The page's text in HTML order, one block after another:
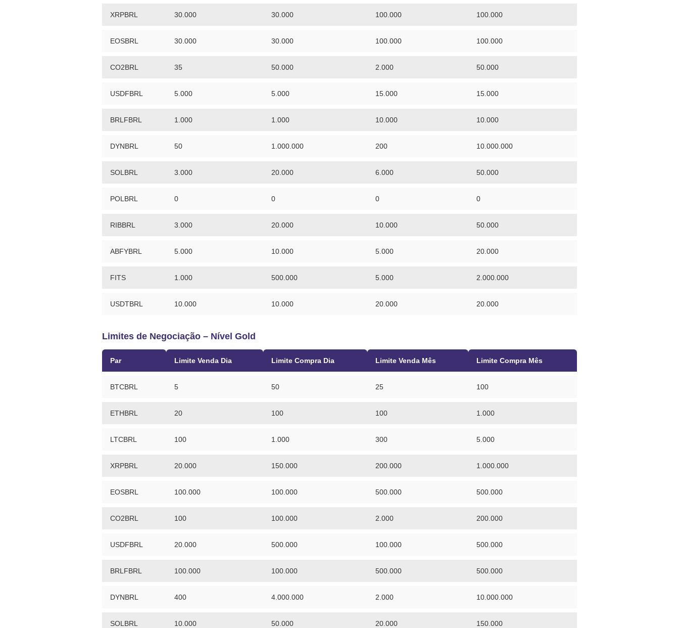
XRPBRL 30.000 30.000 100.000 100.000
EOSBRL 30.000 30.000 100.000 100.000
CO2BRL 35 50.000 2.000 50.000
USDFBRL 5.000 5.000 15.000 15.000
BRLFBRL 1.000 1.000 10.000 10.000
DYNBRL 50 1.000.000 200 10.000.000
SOLBRL 3.000 20.000 6.000 50.000
POLBRL 0 0 0 0
RIBBRL 3.000 20.000 10.000 50.000
ABFYBRL 5.000 10.000 5.000 20.000
FITS 1.000 500.000 5.000 2.000.000
USDTBRL 10.000 10.000 20.000 20.000
Limites de Negociação – Nível Gold
Par Limite Venda Dia Limite Compra Dia Limite Venda Mês Limite Compra Mês
BTCBRL 5 50 25 100
ETHBRL 20 100 100 1.000
LTCBRL 100 1.000 300 5.000
XRPBRL 20.000 150.000 200.000 1.000.000
EOSBRL 100.000 100.000 500.000 500.000
CO2BRL 100 100.000 2.000 200.000
USDFBRL 20.000 500.000 100.000 500.000
BRLFBRL 100.000 100.000 500.000 500.000
DYNBRL 400 4.000.000 2.000 10.000.000
SOLBRL 10.000 50.000 20.000 150.000